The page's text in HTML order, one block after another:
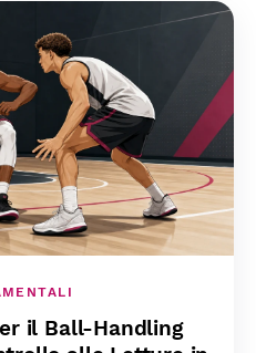
il Ball-Handling